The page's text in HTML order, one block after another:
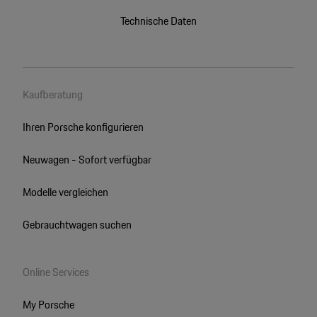
Technische Daten
Kaufberatung
Ihren Porsche konfigurieren
Neuwagen - Sofort verfügbar
Modelle vergleichen
Gebrauchtwagen suchen
Online Services
My Porsche